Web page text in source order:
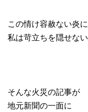
この情け容赦ない炎に
私は苛立ちを隠せない
そんな火災の記事が
地元新聞の一面に